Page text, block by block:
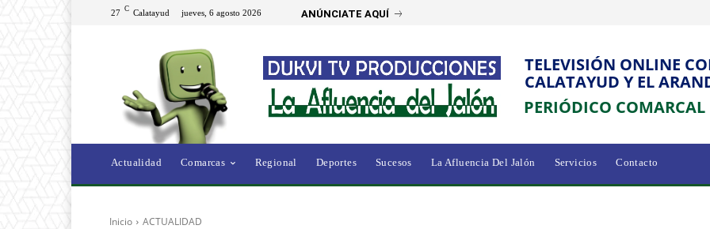
27 C Calatayud jueves, 6 agosto 2026 ANÚNCIATE AQUÍ
TELEVISIÓN ONLINE
CALATAYUD Y EL
PERIÓDICO
Actualidad Comarcas Regional Deportes Sucesos La Afluencia Del Jalón Servicios Contacto
Inicio ACTUALIDAD